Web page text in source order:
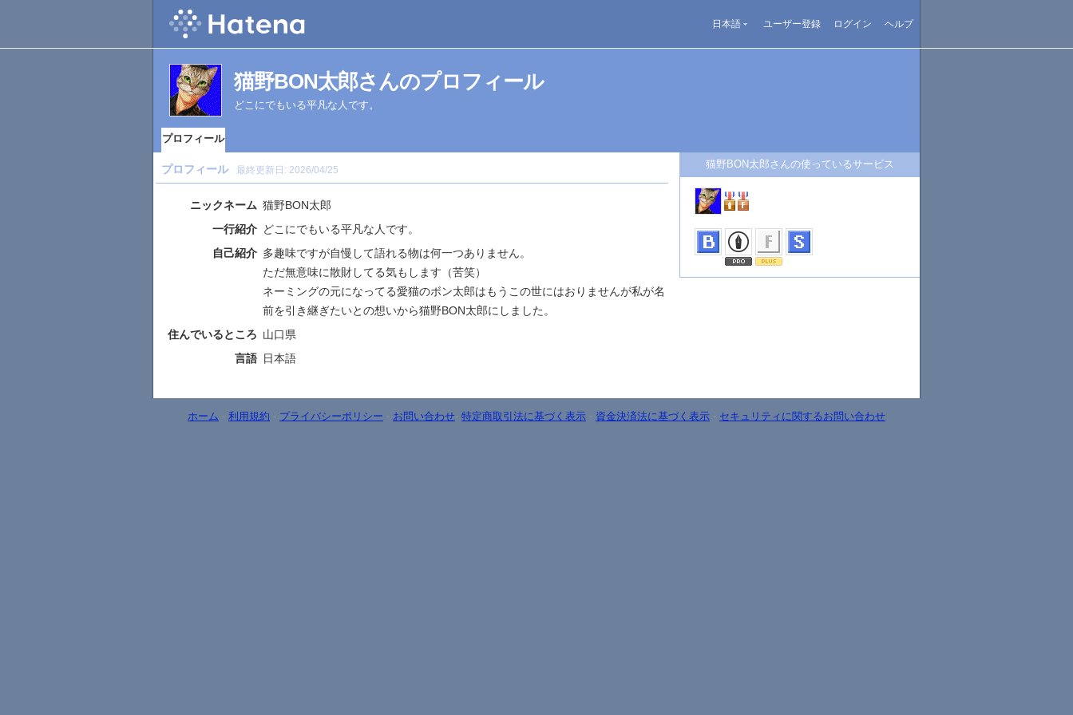
日本語 ユーザー登録 ログイン ヘルプ
猫野BON太郎さんのプロフィール
どこにでもいる平凡な人です。
プロフィール
プロフィール 最終更新日: 2026/04/25
ニックネーム 猫野BON太郎
一行紹介 どこにでもいる平凡な人です。
自己紹介 多趣味ですが自慢して語れる物は何一つありません。
ただ無意味に散財してる気もします（苦笑）
ネーミングの元になってる愛猫のボン太郎はもうこの世にはおりませんが私が名
前を引き継ぎたいとの想いから猫野BON太郎にしました。
住んでいるところ 山口県
言語 日本語
猫野BON太郎さんの使っているサービス
ホーム - 利用規約 - プライバシーポリシー - お問い合わせ- 特定商取引法に基づく表示 - 資金決済法に基づく表示 - セキュリティに関するお問い合わせ